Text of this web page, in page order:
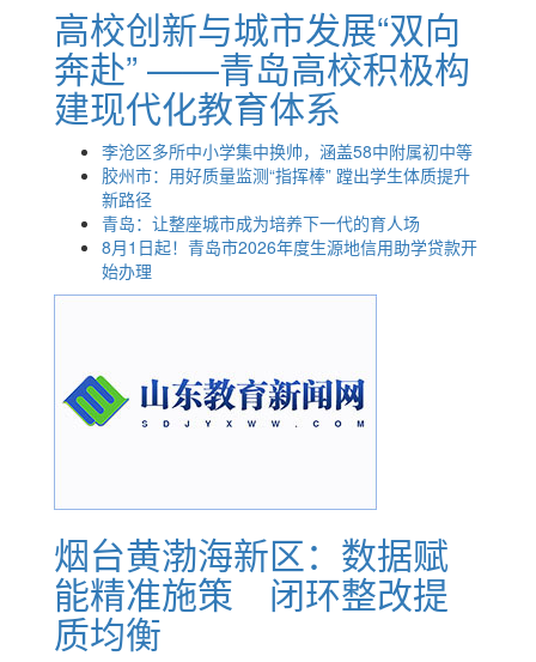
高校创新与城市发展“双向
奔赴” ——青岛高校积极构
建现代化教育体系
李沧区多所中小学集中换帅，涵盖58中附属初中等
胶州市：用好质量监测“指挥棒” 蹚出学生体质提升
新路径
青岛：让整座城市成为培养下一代的育人场
8月1日起！青岛市2026年度生源地信用助学贷款开
始办理
烟台黄渤海新区：数据赋
能精准施策 闭环整改提
质均衡